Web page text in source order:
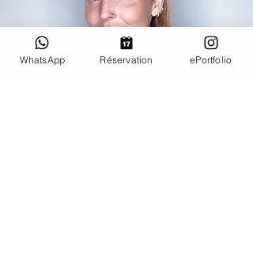
WhatsApp Réservation ePortfolio